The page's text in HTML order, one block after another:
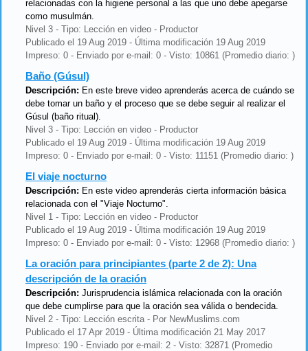
relacionadas con la higiene personal a las que uno debe apegarse
como musulmán.
Nivel 3 - Tipo: Lección en video - Productor
Publicado el 19 Aug 2019 - Última modificación 19 Aug 2019
Impreso: 0 - Enviado por e-mail: 0 - Visto: 10861 (Promedio diario: )
Baño (Gúsul)
Descripción: En este breve video aprenderás acerca de cuándo se
debe tomar un baño y el proceso que se debe seguir al realizar el
Gúsul (baño ritual).
Nivel 3 - Tipo: Lección en video - Productor
Publicado el 19 Aug 2019 - Última modificación 19 Aug 2019
Impreso: 0 - Enviado por e-mail: 0 - Visto: 11151 (Promedio diario: )
El viaje nocturno
Descripción: En este video aprenderás cierta información básica
relacionada con el "Viaje Nocturno".
Nivel 1 - Tipo: Lección en video - Productor
Publicado el 19 Aug 2019 - Última modificación 19 Aug 2019
Impreso: 0 - Enviado por e-mail: 0 - Visto: 12968 (Promedio diario: )
La oración para principiantes (parte 2 de 2): Una
descripción de la oración
Descripción: Jurisprudencia islámica relacionada con la oración
que debe cumplirse para que la oración sea válida o bendecida.
Nivel 2 - Tipo: Lección escrita - Por NewMuslims.com
Publicado el 17 Apr 2019 - Última modificación 21 May 2017
Impreso: 190 - Enviado por e-mail: 2 - Visto: 32871 (Promedio